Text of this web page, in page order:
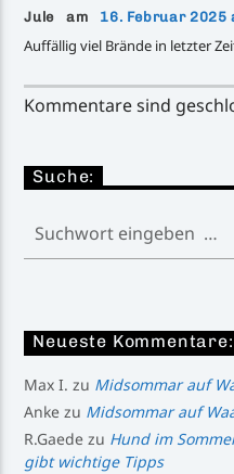
Jule am 16. Februar 2025
Auffällig viel Brände in letzter
Kommentare sind
Suche:
Neueste Kommentare:
Max I. zu Midsommar auf
Anke zu Midsommar auf
R.Gaede zu Hund im
gibt wichtige Tipps